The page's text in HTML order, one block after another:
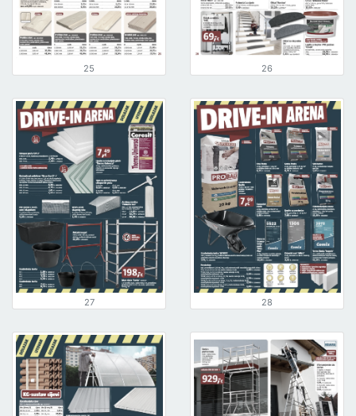
25 26
27 28